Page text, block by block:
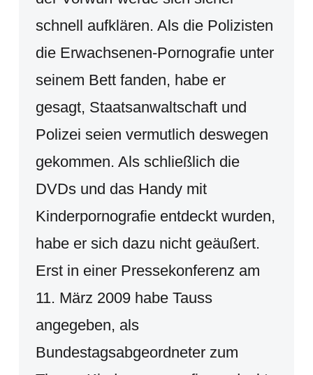
schnell aufklären. Als die Polizisten
die Erwachsenen-Pornografie unter
seinem Bett fanden, habe er
gesagt, Staatsanwaltschaft und
Polizei seien vermutlich deswegen
gekommen. Als schließlich die
DVDs und das Handy mit
Kinderpornografie entdeckt wurden,
habe er sich dazu nicht geäußert.
Erst in einer Pressekonferenz am
11. März 2009 habe Tauss
angegeben, als
Bundestagsabgeordneter zum